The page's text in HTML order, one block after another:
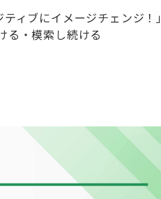
ィブにイメージチェンジ！」
る・模索し続ける